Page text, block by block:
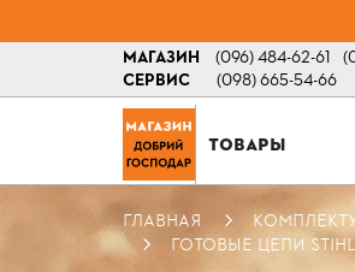
МАГАЗИН (096) 484-62-61
СЕРВИС
(098) 665-54-66
ТОВАРЫ
ГЛАВНАЯ
ГОТОВЫЕ ЦЕПИ